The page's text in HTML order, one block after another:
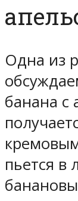
Одна из
банана с
пьется в